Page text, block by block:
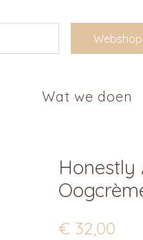
Webshop
Wat we doen
Honestly
€ 32,00